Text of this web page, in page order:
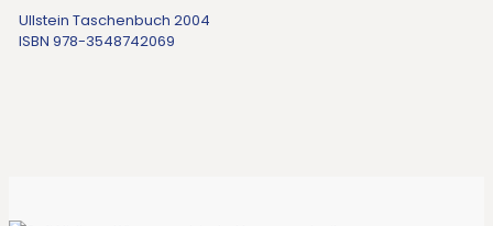
Ullstein Taschenbuch 2004
ISBN 978-3548742069